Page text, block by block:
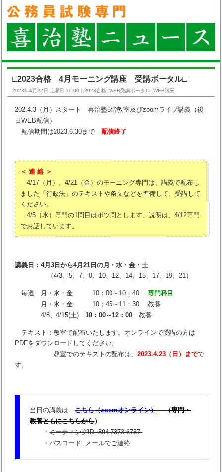
□2023合格 4月モーニング講座 受講ポータル□
2023年4月22日 土曜日 10:00｜2023合格,WEB受講ポータル,WEB講座
202.4.3（月）スタート 喜治塾5階教室及びzoomライブ講義（後
日WEB配信）
配信期間は2023.6.30まで配信終了
＜ 連 絡 ＞
4/17（月）、4/21（金）のモーニング専門は、講義で配布し
ました「行政法」のテキストや条文などを準備して、受講して
ください。
4/5（水）専門の1問目はボツ問とします、説明は、4/12専門
でお話しています。
講義日：4月3日から4月21日の月・水・金・土
（4/3、5、7、8、10、12、14、15、17、19、21）
毎週 月・水・金 10：00～10：40専門科目
月・水・金 10：45～11：30 教養
4/8、4/15(土)10：00～12：00 教養
テキスト：教室で配布いたします。オンラインで受講の方は
PDFをダウンロードしてください。
教室でのテキストの配布は、2023.4.23（日）までで
す。
当日の講義はこちら（zoomオンライン）
（専門・
教養ともにこちらから）
・ミーティングID: 894 7373 6757
・パスコード: メールでご連絡